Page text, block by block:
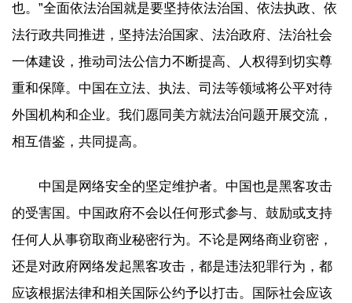
也。”全面依法治国就是要坚持依法治国、依法执政、依
法行政共同推进，坚持法治国家、法治政府、法治社会
一体建设，推动司法公信力不断提高、人权得到切实尊
重和保障。中国在立法、执法、司法等领域将公平对待
外国机构和企业。我们愿同美方就法治问题开展交流，
相互借鉴，共同提高。
中国是网络安全的坚定维护者。中国也是黑客攻击
的受害国。中国政府不会以任何形式参与、鼓励或支持
任何人从事窃取商业秘密行为。不论是网络商业窃密，
还是对政府网络发起黑客攻击，都是违法犯罪行为，都
应该根据法律和相关国际公约予以打击。国际社会应该